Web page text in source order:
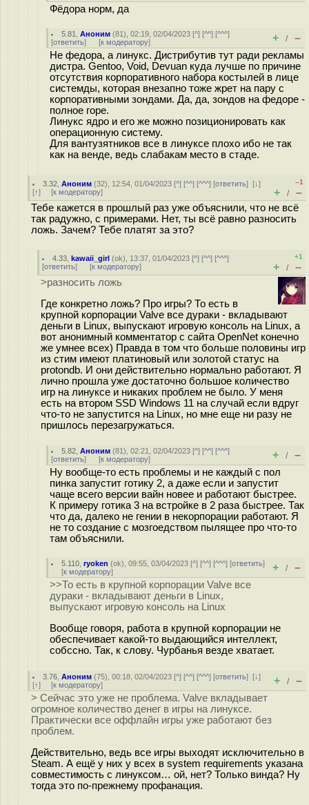
Фёдора норм, да
5.81 ,Аноним (81), 02:19, 02/04/2023 [^] [^^] [^^^]
[ответить] [к модератору] + / –
Не федора, а линукс. Дистрибутив тут ради рекламы
дистра. Gentoo, Void, Devuan куда лучше по причине
отсутствия корпоративного набора костылей в лице
системды, которая внезапно тоже жрет на пару с
корпоративными зондами. Да, да, зондов на федоре -
полное горе.
Линукс ядро и его же можно позиционировать как
операционную систему.
Для вантузятников все в линуксе плохо ибо не так
как на венде, ведь слабакам место в стаде.
3.32 ,Аноним (32), 12:54, 01/04/2023 [^] [^^] [^^^] [ответить][↓]
[↑] [к модератору]
–1
+ / –
Тебе кажется в прошлый раз уже объяснили, что не всё
так радужно, с примерами. Нет, ты всё равно разносить
ложь. Зачем? Тебе платят за это?
4.33 ,kawaii_girl (ok), 13:37, 01/04/2023 [^] [^^] [^^^]
[ответить] [к модератору]
+1
+ / –
>разносить ложь
Где конкретно ложь? Про игры? То есть в
крупной корпорации Valve все дураки - вкладывают
деньги в Linux, выпускают игровую консоль на Linux, а
вот анонимный комментатор с сайта OpenNet конечно
же умнее всех) Правда в том что больше половины игр
из стим имеют платиновый или золотой статус на
protondb. И они действительно нормально работают. Я
лично прошла уже достаточно большое количество
игр на линуксе и никаких проблем не было. У меня
есть на втором SSD Windows 11 на случай если вдруг
что-то не запустится на Linux, но мне еще ни разу не
пришлось перезагружаться.
5.82 ,Аноним (81), 02:21, 02/04/2023 [^] [^^] [^^^]
[ответить] [к модератору] + / –
Ну вообще-то есть проблемы и не каждый с пол
пинка запустит готику 2, а даже если и запустит
чаще всего версии вайн новее и работают быстрее.
К примеру готика 3 на встройке в 2 раза быстрее. Так
что да, далеко не гении в некорпорации работают. Я
не то создание с мозгоедством пылящее про что-то
там объяснили.
5.110 ,ryoken (ok), 09:55, 03/04/2023 [^] [^^] [^^^] [ответить]
[к модератору] + / –
>>То есть в крупной корпорации Valve все
дураки - вкладывают деньги в Linux,
выпускают игровую консоль на Linux
Вообще говоря, работа в крупной корпорации не
обеспечивает какой-то выдающийся интеллект,
собссно. Так, к слову. Чурбанья везде хватает.
3.76 ,Аноним (75), 00:18, 02/04/2023 [^] [^^] [^^^] [ответить][↓]
[↑] [к модератору] + / –
> Сейчас это уже не проблема. Valve вкладывает
огромное количество денег в игры на линуксе.
Практически все оффлайн игры уже работают без
проблем.
Действительно, ведь все игры выходят исключительно в
Steam. А ещё у них у всех в system requirements указана
совместимость с линуксом… ой, нет? Только винда? Ну
тогда это по-прежнему профанация.